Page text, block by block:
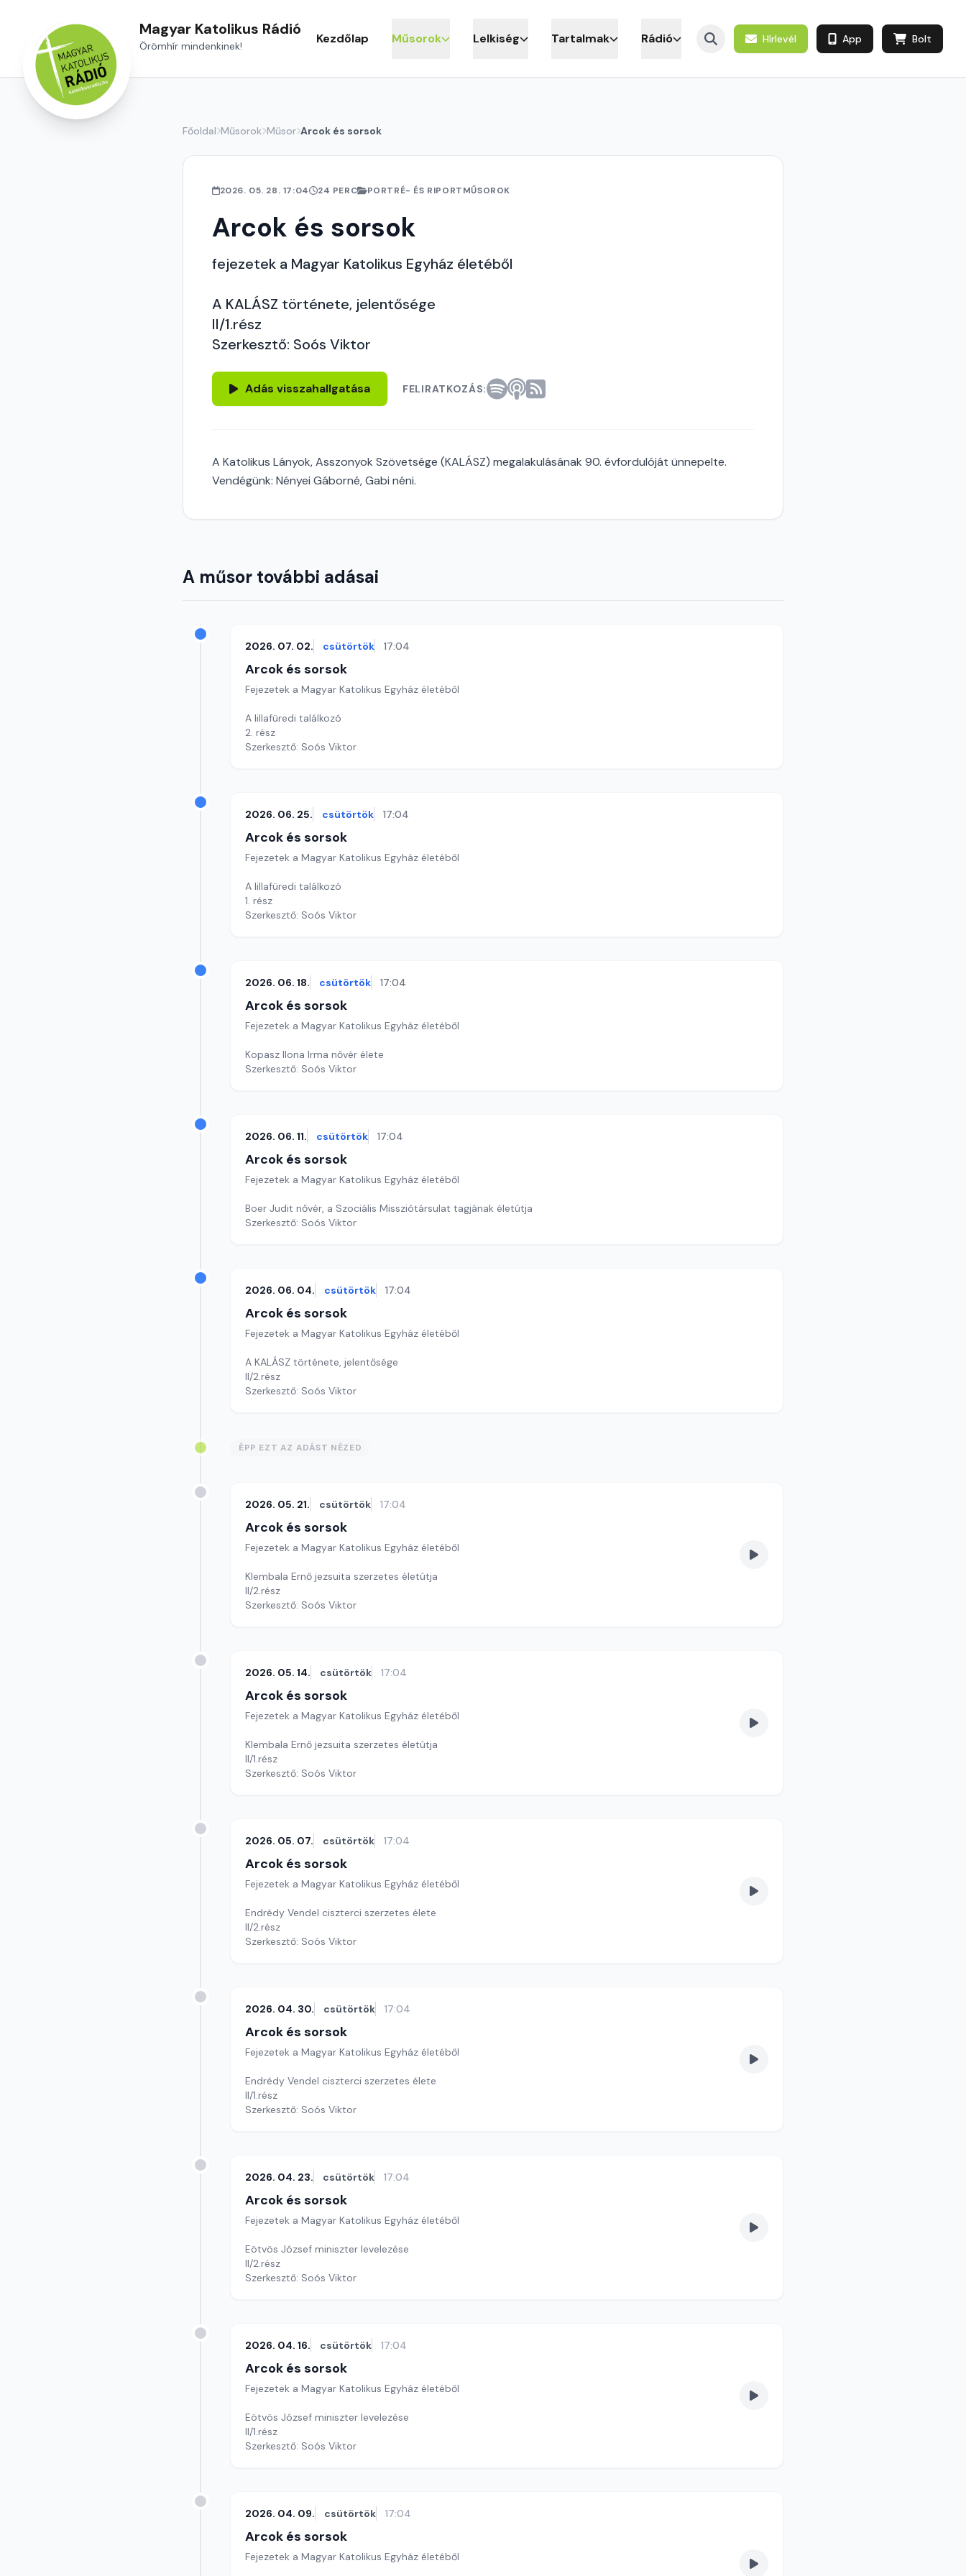
Magyar Katolikus Rádió
Örömhír mindenkinek! Kezdőlap Műsorok Lelkiség Tartalmak Rádió Hírlevél App Bolt
Főoldal Műsorok Műsor Arcok és sorsok
2026. 05. 28. 17:04 24 PERC PORTRÉ- ÉS RIPORTMŰSOROK
Arcok és sorsok
fejezetek a Magyar Katolikus Egyház életéből
A KALÁSZ története, jelentősége
II/1.rész
Szerkesztő: Soós Viktor
Adás visszahallgatása FELIRATKOZÁS:
A Katolikus Lányok, Asszonyok Szövetsége (KALÁSZ) megalakulásának 90. évfordulóját ünnepelte.
Vendégünk: Nényei Gáborné, Gabi néni.
A műsor további adásai
2026. 07. 02. csütörtök 17:04
Arcok és sorsok
Fejezetek a Magyar Katolikus Egyház életéből
A lillafüredi találkozó
2. rész
Szerkesztő: Soós Viktor
2026. 06. 25. csütörtök 17:04
Arcok és sorsok
Fejezetek a Magyar Katolikus Egyház életéből
A lillafüredi találkozó
1. rész
Szerkesztő: Soós Viktor
2026. 06. 18. csütörtök 17:04
Arcok és sorsok
Fejezetek a Magyar Katolikus Egyház életéből
Kopasz Ilona Irma nővér élete
Szerkesztő: Soós Viktor
2026. 06. 11. csütörtök 17:04
Arcok és sorsok
Fejezetek a Magyar Katolikus Egyház életéből
Boer Judit nővér, a Szociális Missziótársulat tagjának életútja
Szerkesztő: Soós Viktor
2026. 06. 04. csütörtök 17:04
Arcok és sorsok
Fejezetek a Magyar Katolikus Egyház életéből
A KALÁSZ története, jelentősége
II/2.rész
Szerkesztő: Soós Viktor
ÉPP EZT AZ ADÁST NÉZED
2026. 05. 21. csütörtök 17:04
Arcok és sorsok
Fejezetek a Magyar Katolikus Egyház életéből
Klembala Ernő jezsuita szerzetes életútja
II/2.rész
Szerkesztő: Soós Viktor
2026. 05. 14. csütörtök 17:04
Arcok és sorsok
Fejezetek a Magyar Katolikus Egyház életéből
Klembala Ernő jezsuita szerzetes életútja
II/1.rész
Szerkesztő: Soós Viktor
2026. 05. 07. csütörtök 17:04
Arcok és sorsok
Fejezetek a Magyar Katolikus Egyház életéből
Endrédy Vendel ciszterci szerzetes élete
II/2.rész
Szerkesztő: Soós Viktor
2026. 04. 30. csütörtök 17:04
Arcok és sorsok
Fejezetek a Magyar Katolikus Egyház életéből
Endrédy Vendel ciszterci szerzetes élete
II/1.rész
Szerkesztő: Soós Viktor
2026. 04. 23. csütörtök 17:04
Arcok és sorsok
Fejezetek a Magyar Katolikus Egyház életéből
Eötvös József miniszter levelezése
II/2.rész
Szerkesztő: Soós Viktor
2026. 04. 16. csütörtök 17:04
Arcok és sorsok
Fejezetek a Magyar Katolikus Egyház életéből
Eötvös József miniszter levelezése
II/1.rész
Szerkesztő: Soós Viktor
2026. 04. 09. csütörtök 17:04
Arcok és sorsok
Fejezetek a Magyar Katolikus Egyház életéből